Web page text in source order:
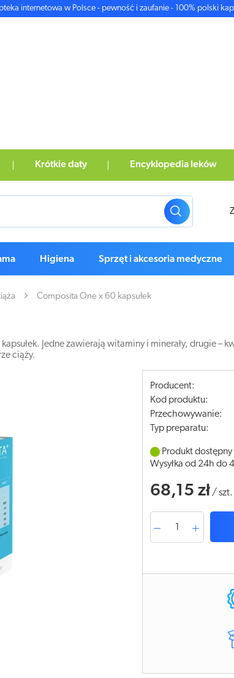
internetowa w Polsce - pewność i zaufanie - 100% polski
Krótkie daty Encyklopedia leków
Higiena Sprzęt i akcesoria medyczne
Composita One x 60 kapsułek
Jedne zawierają witaminy i minerały, drugie –
ciąży.
Producent:
Kod produktu:
Przechowywanie:
Typ preparatu:
Produkt dostępny
Wysyłka od 24h do
68,15 zł /szt.